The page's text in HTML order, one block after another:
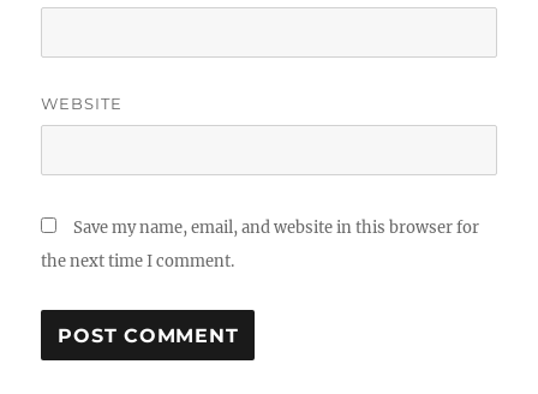
WEBSITE
Save my name, email, and website in this browser for
the next time I comment.